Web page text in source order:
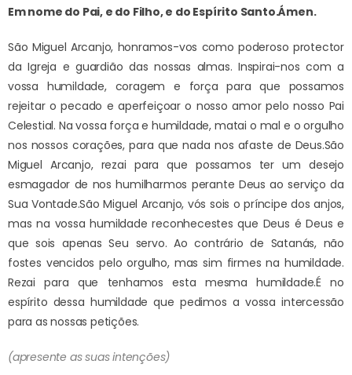
Em nome do Pai, e do Filho, e do Espírito Santo.Ámen.
São Miguel Arcanjo, honramos-vos como poderoso protector
da Igreja e guardião das nossas almas. Inspirai-nos com a
vossa humildade, coragem e força para que possamos
rejeitar o pecado e aperfeiçoar o nosso amor pelo nosso Pai
Celestial. Na vossa força e humildade, matai o mal e o orgulho
nos nossos corações, para que nada nos afaste de Deus.São
Miguel Arcanjo, rezai para que possamos ter um desejo
esmagador de nos humilharmos perante Deus ao serviço da
Sua Vontade.São Miguel Arcanjo, vós sois o príncipe dos anjos,
mas na vossa humildade reconhecestes que Deus é Deus e
que sois apenas Seu servo. Ao contrário de Satanás, não
fostes vencidos pelo orgulho, mas sim firmes na humildade.
Rezai para que tenhamos esta mesma humildade.É no
espírito dessa humildade que pedimos a vossa intercessão
para as nossas petições.
(apresente as suas intenções)